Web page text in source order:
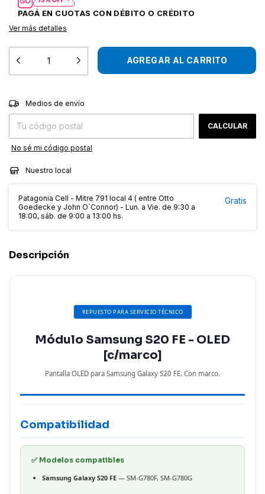
Ver más detalles
Entregas para el CP:
Medios de envío
CALCULAR
No sé mi código postal
Nuestro local
Patagonia Cell - Mitre 791 local 4 ( entre Otto
Goedecke y John O´Connor) - Lun. a Vie. de 9:30 a
18:00, sáb. de 9:00 a 13:00 hs.
Gratis
Descripción
REPUESTO PARA SERVICIO TÉCNICO
Módulo Samsung S20 FE - OLED
[c/marco]
Pantalla OLED para Samsung Galaxy S20 FE. Con marco.
Compatibilidad
✅ Modelos compatibles
Samsung Galaxy S20 FE — SM-G780F, SM-G780G